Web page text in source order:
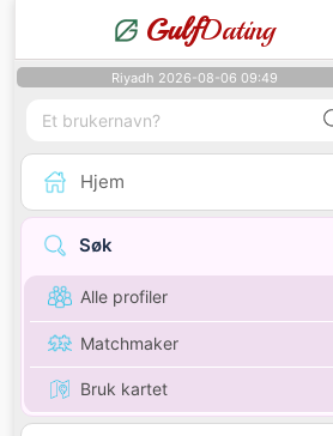
GulfDating
Riyadh 2026-08-06 09:49
Hjem
Søk
Alle profiler
Matchmaker
Bruk kartet